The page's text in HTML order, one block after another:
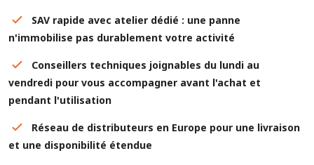
SAV rapide avec atelier dédié : une panne
n'immobilise pas durablement votre activité
Conseillers techniques joignables du lundi au
vendredi pour vous accompagner avant l'achat et
pendant l'utilisation
Réseau de distributeurs en Europe pour une livraison
et une disponibilité étendue